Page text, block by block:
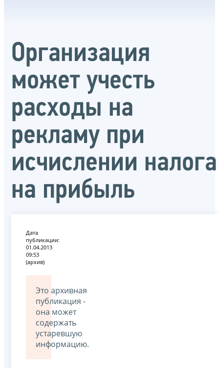
Организация
может учесть
расходы на
рекламу при
исчислении налога
на прибыль
Дата
публикации:
01.04.2013
09:53
(архив)
Это архивная
публикация -
она может
содержать
устаревшую
информацию.